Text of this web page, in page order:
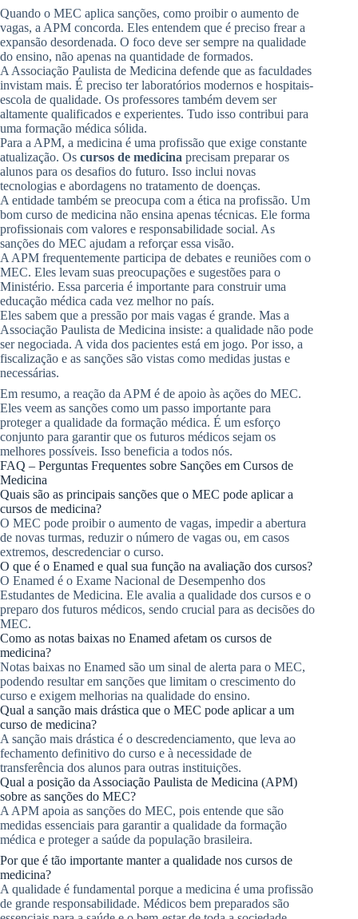
Quando o MEC aplica sanções, como proibir o aumento de
vagas, a APM concorda. Eles entendem que é preciso frear a
expansão desordenada. O foco deve ser sempre na qualidade
do ensino, não apenas na quantidade de formados.
A Associação Paulista de Medicina defende que as faculdades
invistam mais. É preciso ter laboratórios modernos e hospitais-
escola de qualidade. Os professores também devem ser
altamente qualificados e experientes. Tudo isso contribui para
uma formação médica sólida.
Para a APM, a medicina é uma profissão que exige constante
atualização. Os cursos de medicina precisam preparar os
alunos para os desafios do futuro. Isso inclui novas
tecnologias e abordagens no tratamento de doenças.
A entidade também se preocupa com a ética na profissão. Um
bom curso de medicina não ensina apenas técnicas. Ele forma
profissionais com valores e responsabilidade social. As
sanções do MEC ajudam a reforçar essa visão.
A APM frequentemente participa de debates e reuniões com o
MEC. Eles levam suas preocupações e sugestões para o
Ministério. Essa parceria é importante para construir uma
educação médica cada vez melhor no país.
Eles sabem que a pressão por mais vagas é grande. Mas a
Associação Paulista de Medicina insiste: a qualidade não pode
ser negociada. A vida dos pacientes está em jogo. Por isso, a
fiscalização e as sanções são vistas como medidas justas e
necessárias.
Em resumo, a reação da APM é de apoio às ações do MEC.
Eles veem as sanções como um passo importante para
proteger a qualidade da formação médica. É um esforço
conjunto para garantir que os futuros médicos sejam os
melhores possíveis. Isso beneficia a todos nós.
FAQ – Perguntas Frequentes sobre Sanções em Cursos de
Medicina
Quais são as principais sanções que o MEC pode aplicar a
cursos de medicina?
O MEC pode proibir o aumento de vagas, impedir a abertura
de novas turmas, reduzir o número de vagas ou, em casos
extremos, descredenciar o curso.
O que é o Enamed e qual sua função na avaliação dos cursos?
O Enamed é o Exame Nacional de Desempenho dos
Estudantes de Medicina. Ele avalia a qualidade dos cursos e o
preparo dos futuros médicos, sendo crucial para as decisões do
MEC.
Como as notas baixas no Enamed afetam os cursos de
medicina?
Notas baixas no Enamed são um sinal de alerta para o MEC,
podendo resultar em sanções que limitam o crescimento do
curso e exigem melhorias na qualidade do ensino.
Qual a sanção mais drástica que o MEC pode aplicar a um
curso de medicina?
A sanção mais drástica é o descredenciamento, que leva ao
fechamento definitivo do curso e à necessidade de
transferência dos alunos para outras instituições.
Qual a posição da Associação Paulista de Medicina (APM)
sobre as sanções do MEC?
A APM apoia as sanções do MEC, pois entende que são
medidas essenciais para garantir a qualidade da formação
médica e proteger a saúde da população brasileira.
Por que é tão importante manter a qualidade nos cursos de
medicina?
A qualidade é fundamental porque a medicina é uma profissão
de grande responsabilidade. Médicos bem preparados são